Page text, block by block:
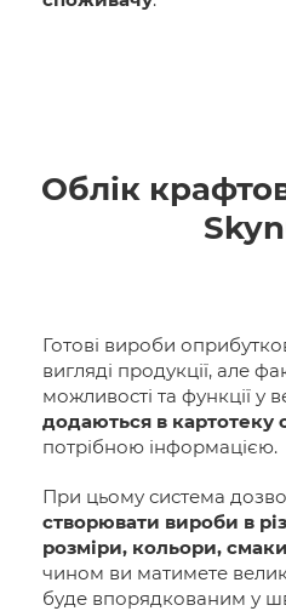
Облік
Готові вироби
вигляді продукції, але
можливості та функції у
додаються в
потрібною інформацією.
При цьому система
створювати вироби в
розміри, кольори,
чином ви матимете
буде впорядкованим у